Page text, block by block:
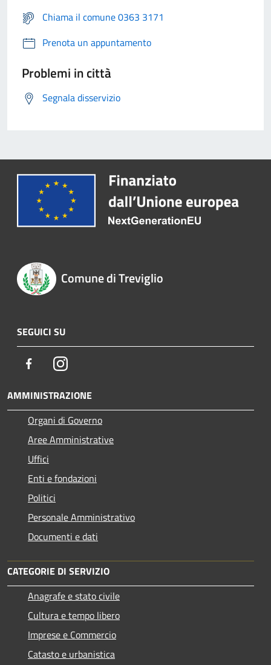
Chiama il comune 0363 3171
Prenota un appuntamento
Problemi in città
Segnala disservizio
Comune di Treviglio
SEGUICI SU
FacebookInstagram
AMMINISTRAZIONE
Organi di Governo
Aree Amministrative
Uffici
Enti e fondazioni
Politici
Personale Amministrativo
Documenti e dati
CATEGORIE DI SERVIZIO
Anagrafe e stato civile
Cultura e tempo libero
Imprese e Commercio
Catasto e urbanistica